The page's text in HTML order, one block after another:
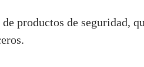
productos de seguridad,